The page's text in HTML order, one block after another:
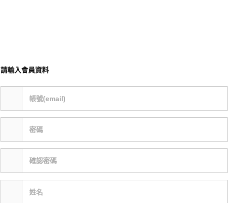
請輸入會員資料
帳號(email)
密碼
確認密碼
姓名